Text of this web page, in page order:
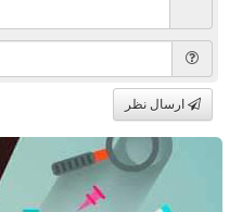
ارسال نظر